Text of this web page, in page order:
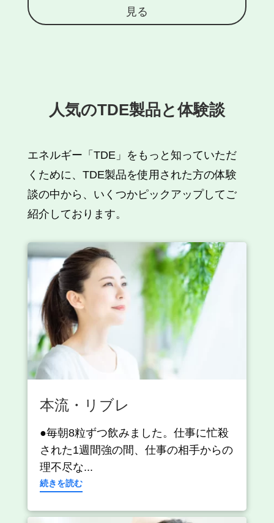
見る
人気のTDE製品と体験談
エネルギー「TDE」をもっと知っていただ
くために、TDE製品を使用された方の体験
談の中から、いくつかピックアップしてご
紹介しております。
本流・リブレ
●毎朝8粒ずつ飲みました。仕事に忙殺
された1週間強の間、仕事の相手からの
理不尽な...
続きを読む